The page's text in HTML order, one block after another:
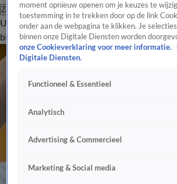
Zoeken
UitzendingenVandaag InsideDe
bijwonen
moment opnieuw openen om je keuzes te
toestemming in te trekken door op de link
onder aan de webpagina te klikken. Je
binnen onze Digitale Diensten worden
onze Cookieverklaring voor meer informatie.
Digitale Diensten.
Functioneel & Essentieel
Analytisch
Advertising & Commercieel
Marketing & Social media